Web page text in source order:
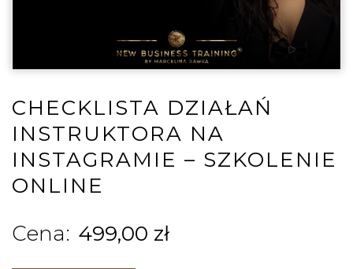
CHECKLISTA DZIAŁAŃ
INSTRUKTORA NA
INSTAGRAMIE – SZKOLENIE
ONLINE
499,00 zł